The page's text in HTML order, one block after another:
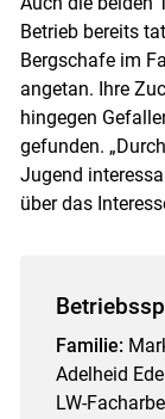
Betrieb bereits
Bergschafe im
angetan. Ihre
hingegen
gefunden.
Jugend
über das
Familie:
Adelheid
LW-